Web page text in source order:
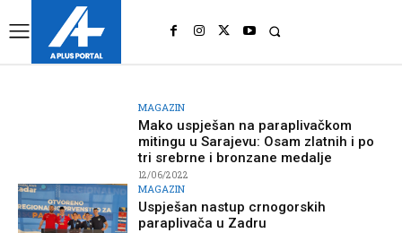
MAGAZIN
Mako uspješan na paraplivačkom
mitingu u Sarajevu: Osam zlatnih i po
tri srebrne i bronzane medalje
12/06/2022
MAGAZIN
Uspješan nastup crnogorskih
paraplivača u Zadru